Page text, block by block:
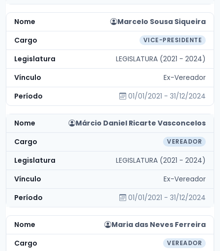
Marcelo Sousa Siqueira
VICE-PRESIDENTE
LEGISLATURA (2021 - 2024)
Ex-Vereador
01/01/2021 - 31/12/2024
Márcio Daniel Ricarte Vasconcelos
VEREADOR
LEGISLATURA (2021 - 2024)
Ex-Vereador
01/01/2021 - 31/12/2024
Maria das Neves Ferreira
VEREADOR